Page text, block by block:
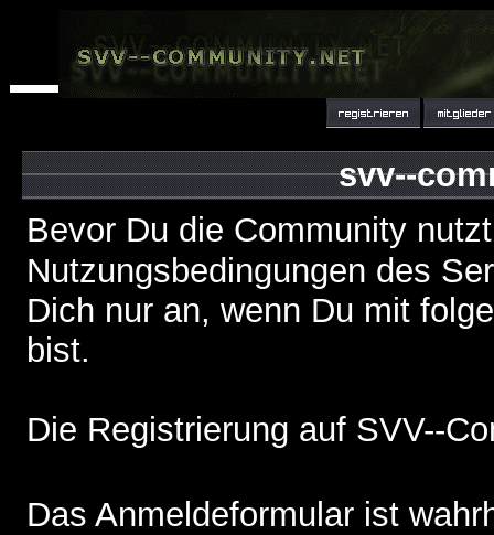
svv--
Bevor Du die Community
Nutzungsbedingungen des
Dich nur an, wenn Du mit
bist.
Die Registrierung auf SVV--
Das Anmeldeformular ist